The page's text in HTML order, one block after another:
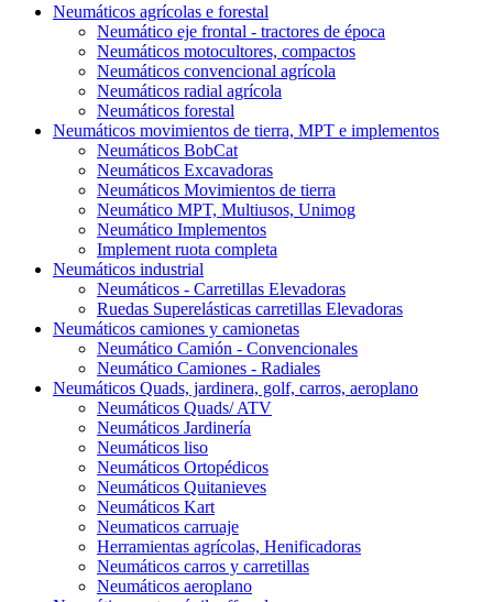
Neumáticos agrícolas e forestal
Neumático eje frontal - tractores de época
Neumáticos motocultores, compactos
Neumáticos convencional agrícola
Neumáticos radial agrícola
Neumáticos forestal
Neumáticos movimientos de tierra, MPT e implementos
Neumáticos BobCat
Neumáticos Excavadoras
Neumáticos Movimientos de tierra
Neumático MPT, Multiusos, Unimog
Neumático Implementos
Implement ruota completa
Neumáticos industrial
Neumáticos - Carretillas Elevadoras
Ruedas Superelásticas carretillas Elevadoras
Neumáticos camiones y camionetas
Neumático Camión - Convencionales
Neumático Camiones - Radiales
Neumáticos Quads, jardinera, golf, carros, aeroplano
Neumáticos Quads/ ATV
Neumáticos Jardinería
Neumáticos liso
Neumáticos Ortopédicos
Neumáticos Quitanieves
Neumáticos Kart
Neumaticos carruaje
Herramientas agrícolas, Henificadoras
Neumáticos carros y carretillas
Neumáticos aeroplano